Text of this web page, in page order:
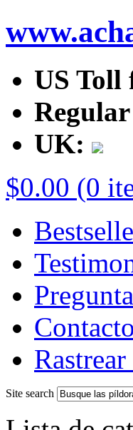
US Toll
UK:
$0.00 (0
Contacto
Site search